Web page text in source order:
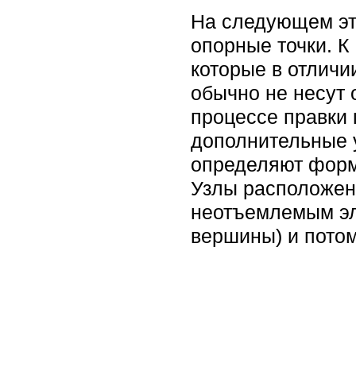
На следующем
опорные точки.
которые в
обычно не несут
процессе
дополнительные
определяют
Узлы
неотъемлемым
вершины) и